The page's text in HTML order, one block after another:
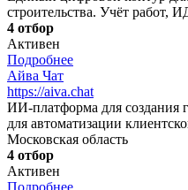
строительства. Учёт работ,
4 отбор
Активен
Подробнее
Айва Чат
https://aiva.chat
ИИ-платформа для создания
для автоматизации
Московская область
4 отбор
Активен
Подробнее